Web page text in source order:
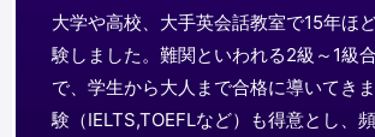
大学や高校、大手英会話教室で15年ほ
験しました。難関といわれる2級～1級
で、学生から大人まで合格に導いてき
験（IELTS,TOEFLなど）も得意とし、